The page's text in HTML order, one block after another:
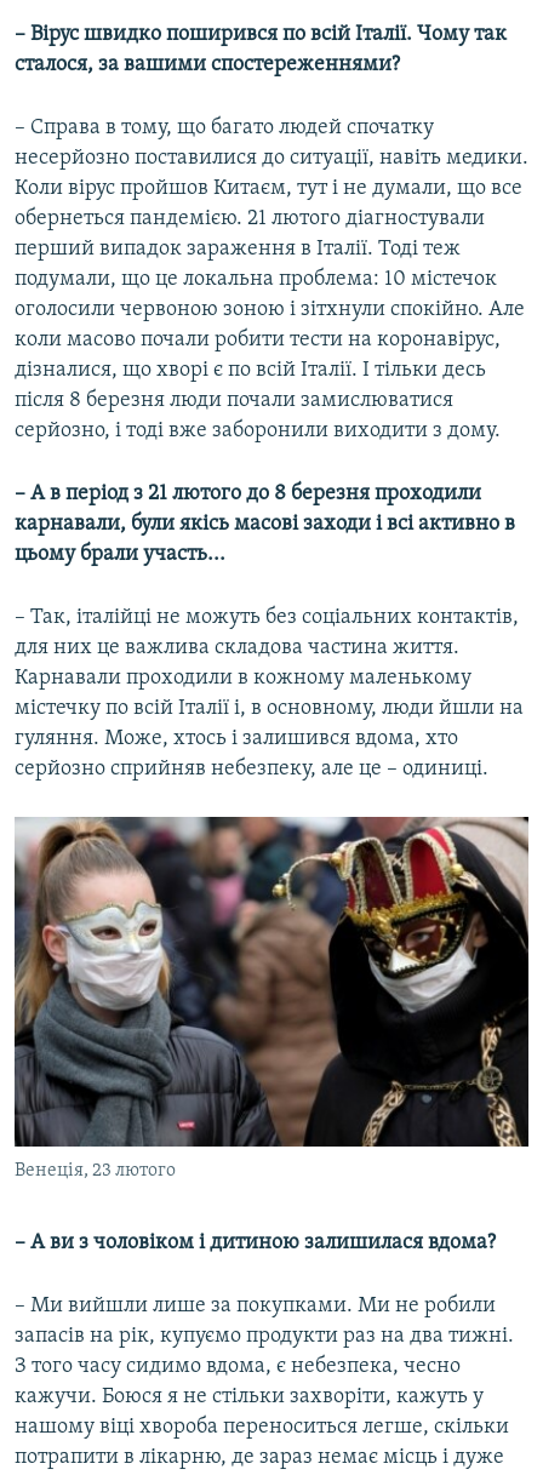
– Вірус швидко поширився по всій Італії. Чому так
сталося, за вашими спостереженнями?
– Справа в тому, що багато людей спочатку
несерйозно поставилися до ситуації, навіть медики.
Коли вірус пройшов Китаєм, тут і не думали, що все
обернеться пандемією. 21 лютого діагностували
перший випадок зараження в Італії. Тоді теж
подумали, що це локальна проблема: 10 містечок
оголосили червоною зоною і зітхнули спокійно. Але
коли масово почали робити тести на коронавірус,
дізналися, що хворі є по всій Італії. І тільки десь
після 8 березня люди почали замислюватися
серйозно, і тоді вже заборонили виходити з дому.
– А в період з 21 лютого до 8 березня проходили
карнавали, були якісь масові заходи і всі активно в
цьому брали участь...
– Так, італійці не можуть без соціальних контактів,
для них це важлива складова частина життя.
Карнавали проходили в кожному маленькому
містечку по всій Італії і, в основному, люди йшли на
гуляння. Може, хтось і залишився вдома, хто
серйозно сприйняв небезпеку, але це – одиниці.
Венеція, 23 лютого
– А ви з чоловіком і дитиною залишилася вдома?
– Ми вийшли лише за покупками. Ми не робили
запасів на рік, купуємо продукти раз на два тижні.
З того часу сидимо вдома, є небезпека, чесно
кажучи. Боюся я не стільки захворіти, кажуть у
нашому віці хвороба переноситься легше, скільки
потрапити в лікарню, де зараз немає місць і дуже